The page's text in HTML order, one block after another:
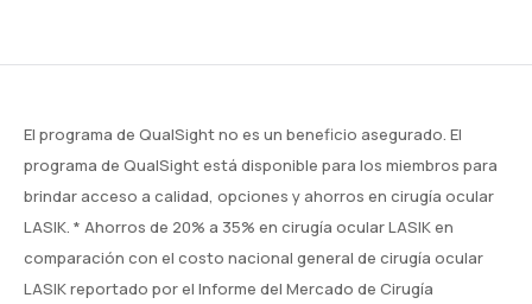
El programa de QualSight no es un beneficio asegurado. El
programa de QualSight está disponible para los miembros para
brindar acceso a calidad, opciones y ahorros en cirugía ocular
LASIK. * Ahorros de 20% a 35% en cirugía ocular LASIK en
comparación con el costo nacional general de cirugía ocular
LASIK reportado por el Informe del Mercado de Cirugía